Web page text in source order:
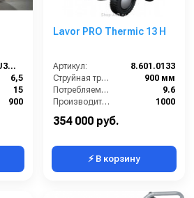
T-DANAU3WZ-1509A
6,5
15
900
Lavor PRO Thermic 13 H
Артикул:
8.601.0133
Струйная трубка (копьё):
900 мм
Потребляемая мощность (Вт):
9.6
Производительность (л/ч):
1000
354 000 руб.
⚡ В корзину